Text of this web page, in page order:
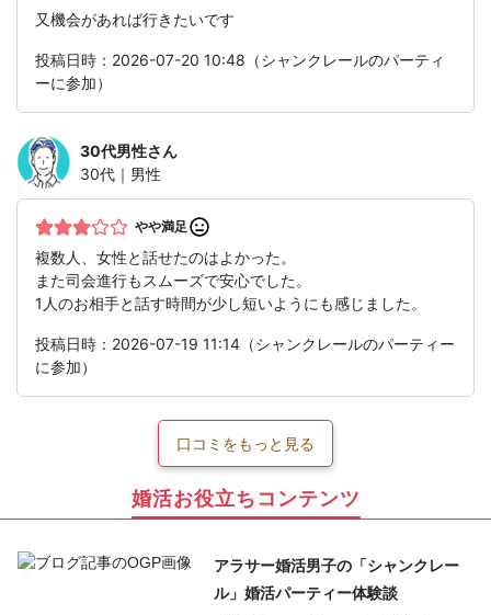
又機会があれば行きたいです
投稿日時：2026-07-20 10:48（シャンクレールのパーティ
ーに参加）
30代男性さん
30代｜男性
やや満足
複数人、女性と話せたのはよかった。
また司会進行もスムーズで安心でした。
1人のお相手と話す時間が少し短いようにも感じました。
投稿日時：2026-07-19 11:14（シャンクレールのパーティー
に参加）
口コミをもっと見る
婚活お役立ちコンテンツ
アラサー婚活男子の「シャンクレー
ル」婚活パーティー体験談